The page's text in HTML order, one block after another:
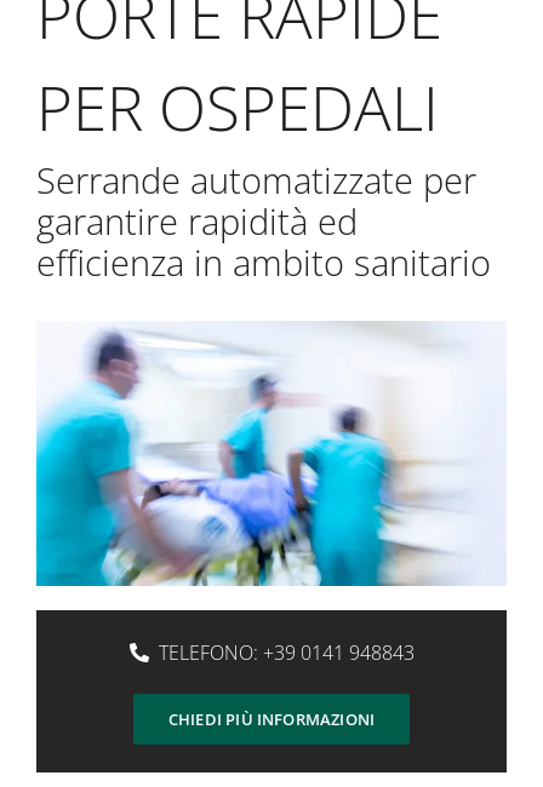
PER OSPEDALI
Serrande automatizzate per
garantire rapidità ed
efficienza in ambito sanitario
TELEFONO: +39 0141 948843
CHIEDI PIÙ INFORMAZIONI